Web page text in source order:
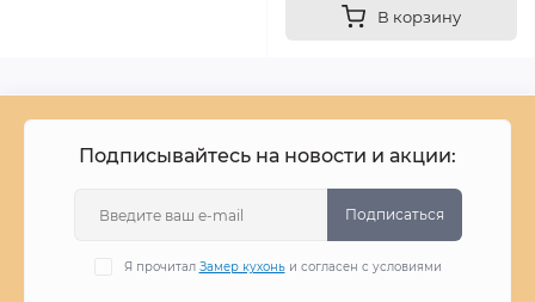
В корзину
Подписывайтесь на новости и акции:
Подписаться
Я прочитал Замер кухоньи согласен с условиями